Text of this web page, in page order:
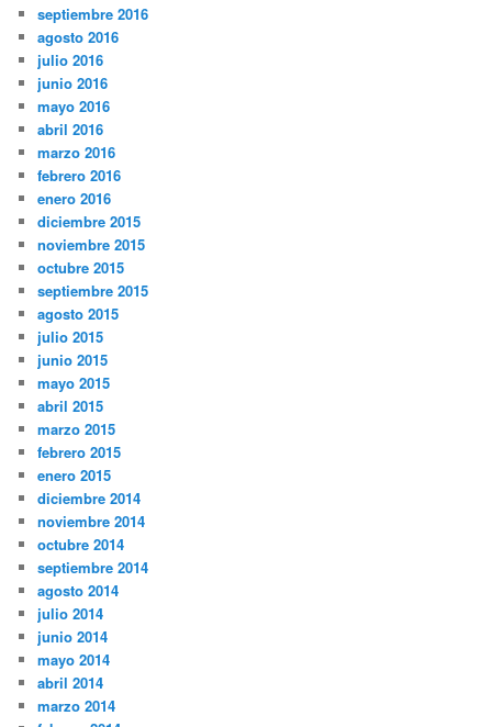
septiembre 2016
agosto 2016
julio 2016
junio 2016
mayo 2016
abril 2016
marzo 2016
febrero 2016
enero 2016
diciembre 2015
noviembre 2015
octubre 2015
septiembre 2015
agosto 2015
julio 2015
junio 2015
mayo 2015
abril 2015
marzo 2015
febrero 2015
enero 2015
diciembre 2014
noviembre 2014
octubre 2014
septiembre 2014
agosto 2014
julio 2014
junio 2014
mayo 2014
abril 2014
marzo 2014